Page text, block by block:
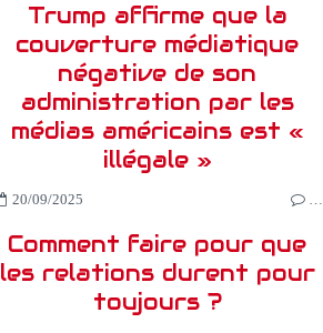
Trump affirme que la
couverture médiatique
négative de son
administration par les
médias américains est «
illégale »
20/09/2025 …
Comment faire pour que
les relations durent pour
toujours ?